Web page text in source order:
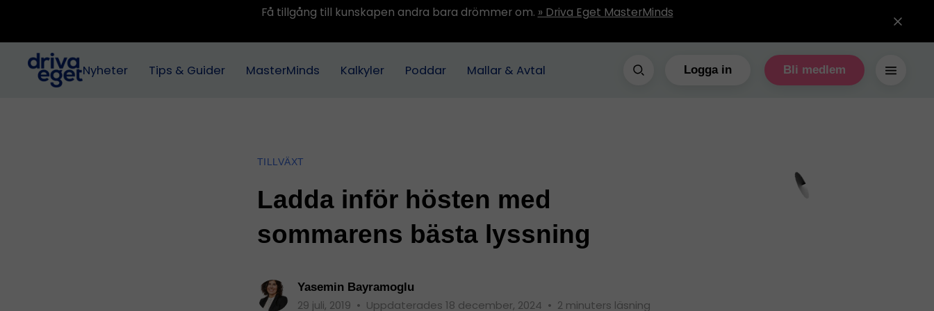
Få tillgång till kunskapen andra bara drömmer om. » Driva Eget MasterMinds
Nyheter Tips & Guider MasterMinds Kalkyler Poddar Mallar & Avtal Logga in Bli medlem
TILLVÄXT
Ladda inför hösten med
sommarens bästa lyssning
Yasemin Bayramoglu
29 juli, 2019 • Uppdaterades 18 december, 2024 • 2 minuters läsning